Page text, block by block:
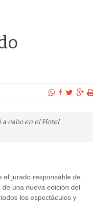
cabo en el Hotel
el jurado responsable de
una nueva edición del
los espectáculos y